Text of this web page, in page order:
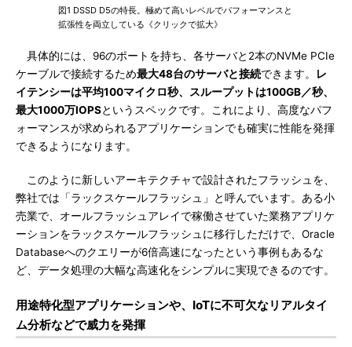
図1 DSSD D5の特長。極めて高いレベルでパフォーマンスと
拡張性を両立している《クリックで拡大》
具体的には、96のポートを持ち、各サーバと2本のNVMe PCIe
ケーブルで接続するため最大48台のサーバと接続できます。
レ
イテンシーは平均100マイクロ秒、スループットは100GB／秒、
最大1000万IOPSというスペックです。これにより、高度なパフ
ォーマンスが求められるアプリケーションでも確実に性能を発揮
できるようになります。
このように新しいアーキテクチャで設計されたフラッシュを、
弊社では「ラックスケールフラッシュ」と呼んでいます。ある小
売業で、オールフラッシュアレイで稼働させていた業務アプリケ
ーションをラックスケールフラッシュに移行しただけで、Oracle
Databaseへのクエリーが6倍高速になったという事例もあるな
ど、データ処理の大幅な高速化をシンプルに実現できるのです。
用途特化型アプリケーションや、IoTに不可欠なリアルタイ
ム分析などで威力を発揮